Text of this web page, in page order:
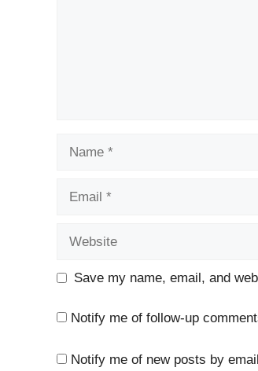
Save my name, email, and
Notify me of follow-up
Notify me of new posts by